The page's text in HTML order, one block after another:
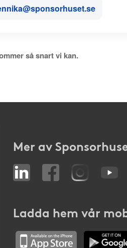
så snart vi kan.
Mer av
Ladda hem vår